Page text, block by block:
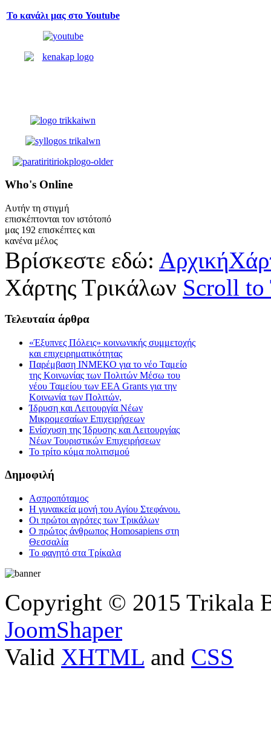
Το κανάλι μας στο Youtube
Who's Online
Αυτήν τη στιγμή
επισκέπτονται τον ιστότοπό
μας 192 επισκέπτες και
κανένα μέλος
Βρίσκεστε εδώ: Αρχική
Χάρτης Τρικάλων Scroll to
Τελευταία άρθρα
«Έξυπνες Πόλεις» κοινωνικής συμμετοχής
και επιχειρηματικότητας
Παρέμβαση ΙΝΜΕΚΟ για το νέο Ταμείο
της Κοινωνίας των Πολιτών Μέσω του
νέου Ταμείου των ΕΕΑ Grants για την
Κοινωνία των Πολιτών,
Ίδρυση και Λειτουργία Νέων
Μικρομεσαίων Επιχειρήσεων
Ενίσχυση της Ίδρυσης και Λειτουργίας
Νέων Τουριστικών Επιχειρήσεων
Το τρίτο κύμα πολιτισμού
Δημοφιλή
Ασπροπόταμος
Η γυναικεία μονή του Αγίου Στεφάνου.
Οι πρώτοι αγρότες των Τρικάλων
Ο πρώτος άνθρωπος Homosapiens στη
Θεσσαλία
Το φαγητό στα Τρίκαλα
Copyright © 2015 Trikala
JoomShaper
Valid XHTML and CSS